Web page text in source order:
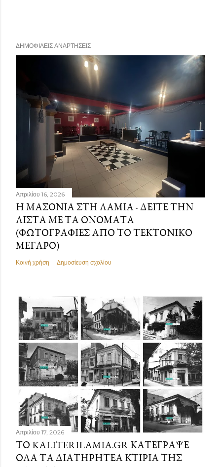
ΔΗΜΟΦΙΛΕΊΣ ΑΝΑΡΤΉΣΕΙΣ
Απριλίου 16, 2026
Η ΜΑΣΟΝΊΑ ΣΤΗ ΛΑΜΊΑ - ΔΕΊΤΕ ΤΗΝ
ΛΊΣΤΑ ΜΕ ΤΑ ΟΝΌΜΑΤΑ
(ΦΩΤΟΓΡΑΦΊΕΣ ΑΠΌ ΤΟ ΤΕΚΤΟΝΙΚΌ
ΜΈΓΑΡΟ)
Κοινή χρήση Δημοσίευση σχολίου
Απριλίου 17, 2026
ΤΟ KALITERILAMIA.GR ΚΑΤΈΓΡΑΨΕ
ΌΛΑ ΤΑ ΔΙΑΤΗΡΗΤΈΑ ΚΤΊΡΙΑ ΤΗΣ